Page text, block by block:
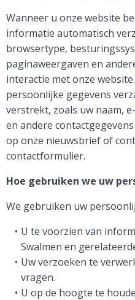
Wanneer u onze website
informatie automatisch
browsertype,
paginaweergaven en
interactie met onze
persoonlijke gegevens
verstrekt, zoals uw naam,
en andere
op onze nieuwsbrief of
contactformulier.
Hoe gebruiken we uw
We gebruiken uw
U te voorzien van
Swalmen en
Uw verzoeken te
vragen.
U op de hoogte te